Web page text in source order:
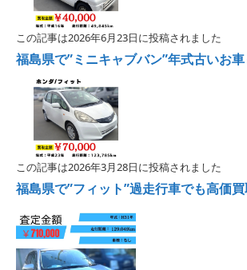
この記事は2026年6月23日に投稿されました
福島県で”ミニキャブバン”年式古いお車
この記事は2026年3月28日に投稿されました
福島県で”フィット”過走行車でも高価買